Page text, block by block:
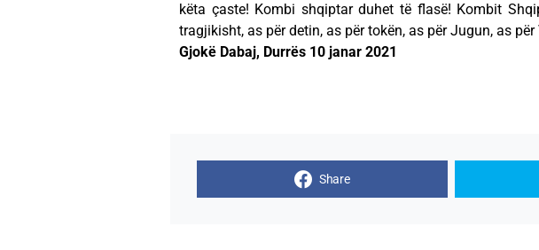
këta çaste! Kombi shqiptar duhet të flasë! Kombit
tragjikisht, as për detin, as për tokën, as për Jugun, as për
Gjokë Dabaj, Durrës 10 janar 2021
Share